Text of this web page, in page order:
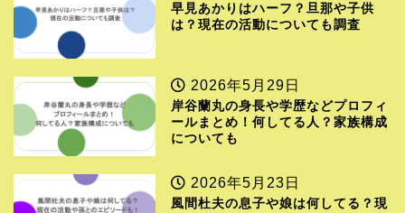
早見あかりはハーフ？旦那や子供
は？現在の活動についても調査
2026年5月29日
岸谷蘭丸の身長や学歴などプロフィ
ールまとめ！何してる人？家族構成
についても
2026年5月23日
風間杜夫の息子や娘は何してる？現